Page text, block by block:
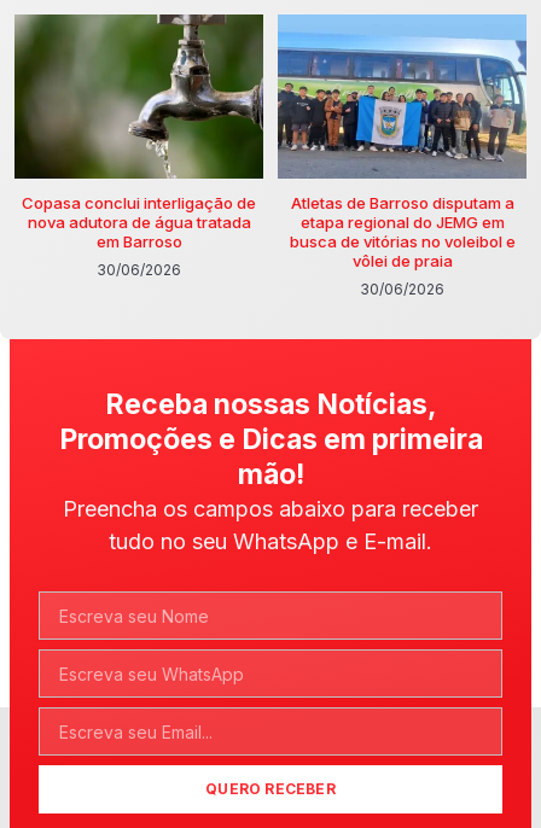
Copasa conclui interligação de
nova adutora de água tratada
em Barroso
30/06/2026
Atletas de Barroso disputam a
etapa regional do JEMG em
busca de vitórias no voleibol e
vôlei de praia
30/06/2026
Receba nossas Notícias,
Promoções e Dicas em primeira
mão!
Preencha os campos abaixo para receber
tudo no seu WhatsApp e E-mail.
QUERO RECEBER